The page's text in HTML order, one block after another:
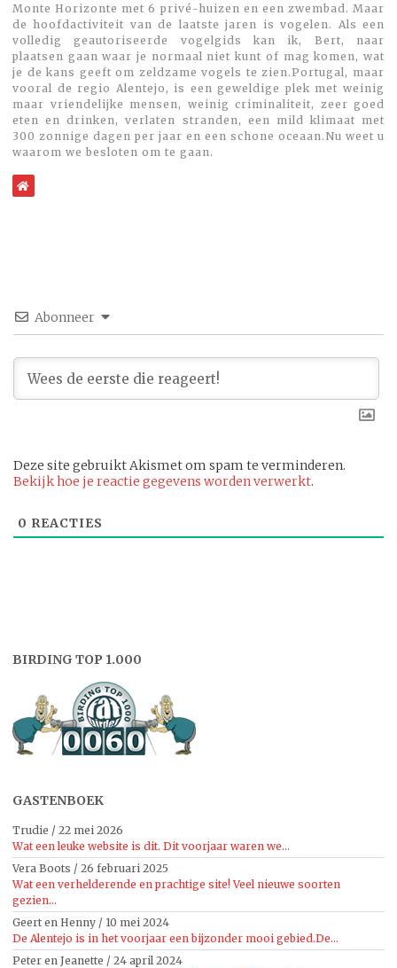
Monte Horizonte met 6 privé-huizen en een zwembad. Maar
de hoofdactiviteit van de laatste jaren is vogelen. Als een
volledig geautoriseerde vogelgids kan ik, Bert, naar
plaatsen gaan waar je normaal niet kunt of mag komen, wat
je de kans geeft om zeldzame vogels te zien.Portugal, maar
vooral de regio Alentejo, is een geweldige plek met weinig
maar vriendelijke mensen, weinig criminaliteit, zeer goed
eten en drinken, verlaten stranden, een mild klimaat met
300 zonnige dagen per jaar en een schone oceaan.Nu weet u
waarom we besloten om te gaan.
Abonneer
Deze site gebruikt Akismet om spam te verminderen.
Bekijk hoe je reactie gegevens worden verwerkt.
0 REACTIES
BIRDING TOP 1.000
GASTENBOEK
Trudie / 22 mei 2026
Wat een leuke website is dit. Dit voorjaar waren we...
Vera Boots / 26 februari 2025
Wat een verhelderende en prachtige site! Veel nieuwe soorten
gezien...
Geert en Henny / 10 mei 2024
De Alentejo is in het voorjaar een bijzonder mooi gebied.De...
Peter en Jeanette / 24 april 2024